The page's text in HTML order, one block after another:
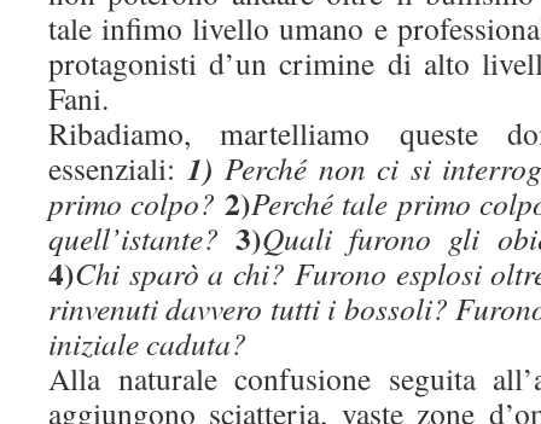
tale infimo livello umano e
protagonisti d’un crimine di alto
Fani.
Ribadiamo, martelliamo queste
essenziali: 1) Perché non ci si
primo colpo? 2)Perché tale primo
quell’istante?3)Quali furono gli
4)Chi sparò a chi? Furono esplosi
rinvenuti davvero tutti i bossoli?
iniziale caduta?
Alla naturale confusione seguita
aggiungono sciatteria, vaste zone